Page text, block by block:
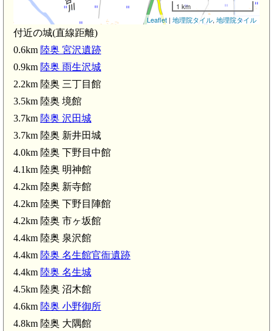
新井田城(3.7km)
1 km
Leaflet | 地理院タイル, 地理院タイル
付近の城(直線距離)
0.6km 陸奥 宮沢遺跡
0.9km 陸奥 雨生沢城
2.2km 陸奥 三丁目館
3.5km 陸奥 境館
3.7km 陸奥 沢田城
3.7km 陸奥 新井田城
4.0km 陸奥 下野目中館
4.1km 陸奥 明神館
4.2km 陸奥 新寺館
4.2km 陸奥 下野目陣館
4.2km 陸奥 市ヶ坂館
4.4km 陸奥 泉沢館
4.4km 陸奥 名生館官衙遺跡
4.4km 陸奥 名生城
4.5km 陸奥 沼木館
4.6km 陸奥 小野御所
4.8km 陸奥 大隅館